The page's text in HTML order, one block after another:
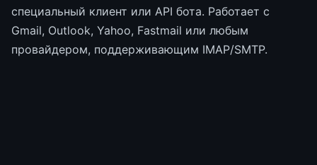
специальный клиент или API бота. Работает с
Gmail, Outlook, Yahoo, Fastmail или любым
провайдером, поддерживающим IMAP/SMTP.